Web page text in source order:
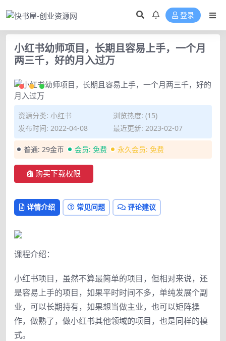
登录
小红书幼师项目，长期且容易上手，一个月
两三千，好的月入过万
资源分类: 小红书
浏览热度: (15)
发布时间: 2022-04-08
最近更新: 2023-02-07
普通: 29金币 会员: 免费 永久会员: 免费
购买下载权限
详情介绍 常见问题 评论建议
课程介绍：
小红书项目，虽然不算最简单的项目，但相对来说，还
是容易上手的项目，如果平时时间不多，单纯发展个副
业，可以长期持有，如果想当做主业，也可以矩阵操
作，做熟了，做小红书其他领域的项目，也是同样的模
式。